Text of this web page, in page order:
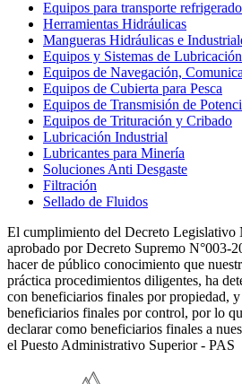
Equipos para transporte refrigerado
Herramientas Hidráulicas
Mangueras Hidráulicas e
Equipos y Sistemas de Lubricación
Equipos de Navegación,
Equipos de Cubierta para Pesca
Equipos de Transmisión de
Equipos de Trituración y Cribado
Lubricación Industrial
Lubricantes para Minería
Soluciones Anti Desgaste
Filtración
Sellado de Fluidos
El cumplimiento del Decreto Legislativo
aprobado por Decreto Supremo N°003-
hacer de público conocimiento que
práctica procedimientos diligentes, ha
con beneficiarios finales por propiedad,
beneficiarios finales por control, por lo
declarar como beneficiarios finales a
el Puesto Administrativo Superior - PAS